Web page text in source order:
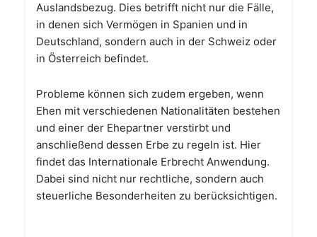
Auslandsbezug. Dies betrifft nicht nur die Fälle,
in denen sich Vermögen in Spanien und in
Deutschland, sondern auch in der Schweiz oder
in Österreich befindet.
Probleme können sich zudem ergeben, wenn
Ehen mit verschiedenen Nationalitäten bestehen
und einer der Ehepartner verstirbt und
anschließend dessen Erbe zu regeln ist. Hier
findet das Internationale Erbrecht Anwendung.
Dabei sind nicht nur rechtliche, sondern auch
steuerliche Besonderheiten zu berücksichtigen.